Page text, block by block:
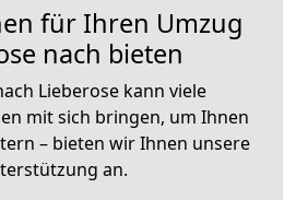
für Ihren Umzug
nach bieten
Lieberose kann viele
mit sich bringen, um Ihnen
– bieten wir Ihnen unsere
an.